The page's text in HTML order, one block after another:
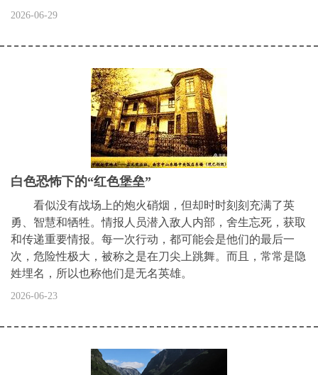
2026-06-29
白色恐怖下的“红色堡垒”
看似没有战场上的炮火硝烟，但却时时刻刻充满了英
勇、智慧和牺牲。情报人员潜入敌人内部，舍生忘死，获取
和传递重要情报。每一次行动，都可能会是他们的最后一
次，危险性极大，被称之是在刀尖上跳舞。而且，常常是隐
姓埋名，所以也称他们是无名英雄。
2026-06-23